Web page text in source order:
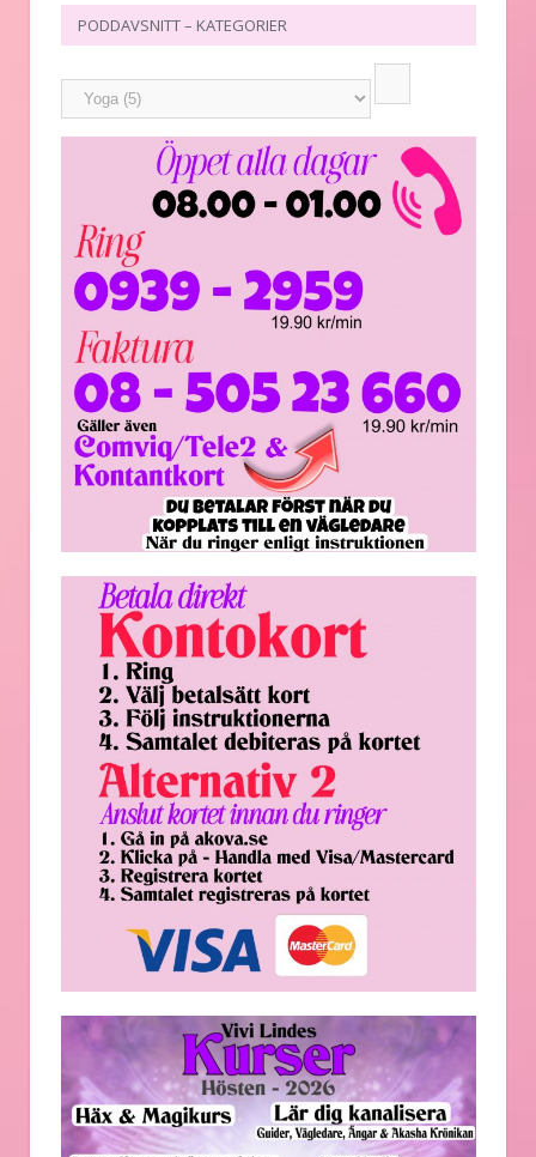
PODDAVSNITT – KATEGORIER